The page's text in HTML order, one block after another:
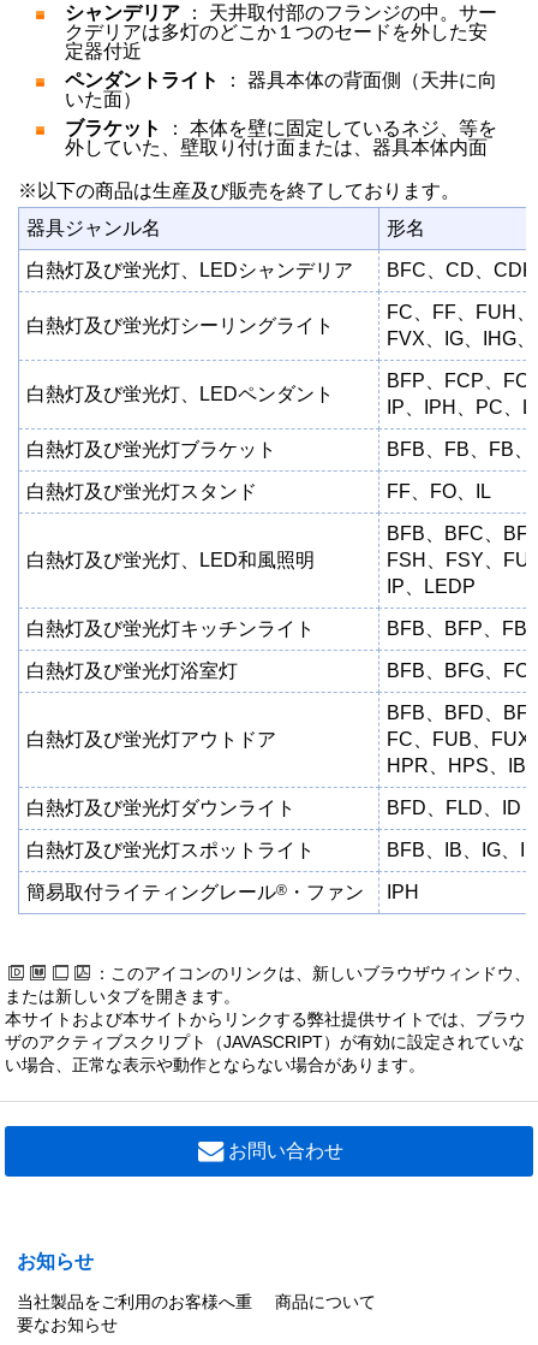
シャンデリア ： 天井取付部のフランジの中。サー
クデリアは多灯のどこか１つのセードを外した安
定器付近
ペンダントライト
： 器具本体の背面側（天井に向
いた面）
ブラケット
： 本体を壁に固定しているネジ、等を
外していた、壁取り付け面または、器具本体内面
※以下の商品は生産及び販売を終了しております。
器具ジャンル名
形名
白熱灯及び蛍光灯、LEDシャンデリア BFC、CD、
白熱灯及び蛍光灯シーリングライト
FC、FF、FUH
FVX、IG、IHG
白熱灯及び蛍光灯、LEDペンダント
BFP、FCP、
IP、IPH、PC、
白熱灯及び蛍光灯ブラケット BFB、FB、FB
白熱灯及び蛍光灯スタンド FF、FO、IL
白熱灯及び蛍光灯、LED和風照明
BFB、BFC、
FSH、FSY、
IP、LEDP
白熱灯及び蛍光灯キッチンライト BFB、BFP、FB
白熱灯及び蛍光灯浴室灯 BFB、BFG、FC
白熱灯及び蛍光灯アウトドア
BFB、BFD、
FC、FUB、
HPR、HPS、IB
白熱灯及び蛍光灯ダウンライト BFD、FLD、ID
白熱灯及び蛍光灯スポットライト BFB、IB、IG、
簡易取付ライティングレール® ・ファン IPH
：このアイコンのリンクは、新しいブラウザウィンドウ、
または新しいタブを開きます。
本サイトおよび本サイトからリンクする弊社提供サイトでは、ブラウ
ザのアクティブスクリプト（JAVASCRIPT）が有効に設定されていな
い場合、正常な表示や動作とならない場合があります。
お問い合わせ
お知らせ
当社製品をご利用のお客様へ重
要なお知らせ
商品について